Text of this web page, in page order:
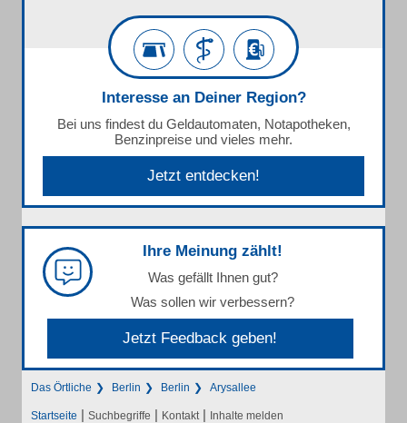
Interesse an Deiner Region?
Bei uns findest du Geldautomaten, Notapotheken,
Benzinpreise und vieles mehr.
Jetzt entdecken!
Ihre Meinung zählt!
Was gefällt Ihnen gut?
Was sollen wir verbessern?
Jetzt Feedback geben!
Das Örtliche Berlin Berlin Arysallee
Startseite | Suchbegriffe | Kontakt | Inhalte melden